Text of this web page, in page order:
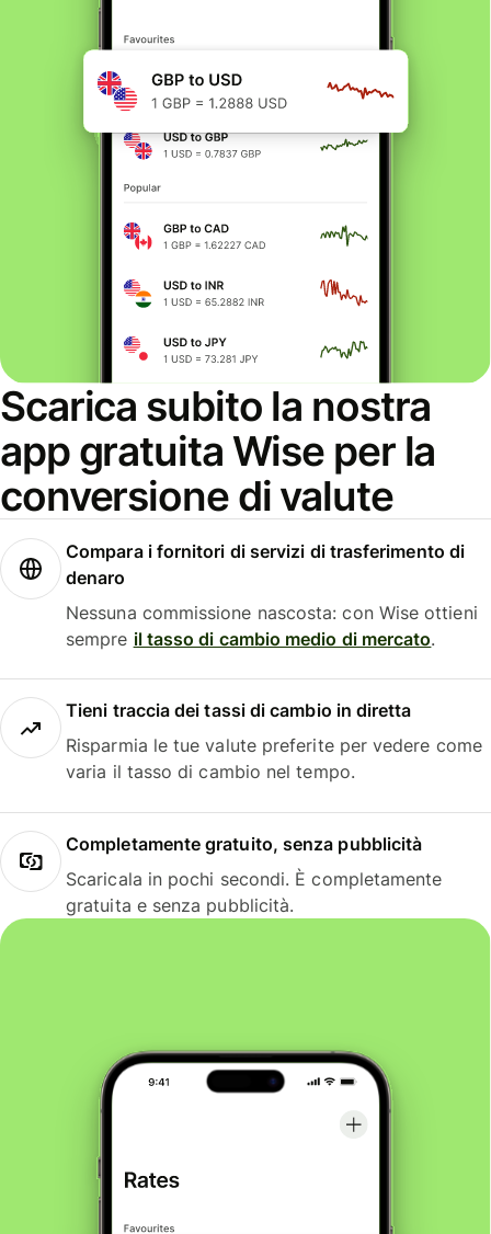
Scarica subito la nostra
app gratuita Wise per la
conversione di valute
Compara i fornitori di servizi di trasferimento di
denaro
Nessuna commissione nascosta: con Wise ottieni
sempre il tasso di cambio medio di mercato.
Tieni traccia dei tassi di cambio in diretta
Risparmia le tue valute preferite per vedere come
varia il tasso di cambio nel tempo.
Completamente gratuito, senza pubblicità
Scaricala in pochi secondi. È completamente
gratuita e senza pubblicità.